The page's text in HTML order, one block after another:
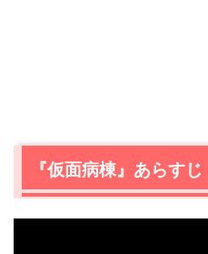
『仮面病棟』あらすじ